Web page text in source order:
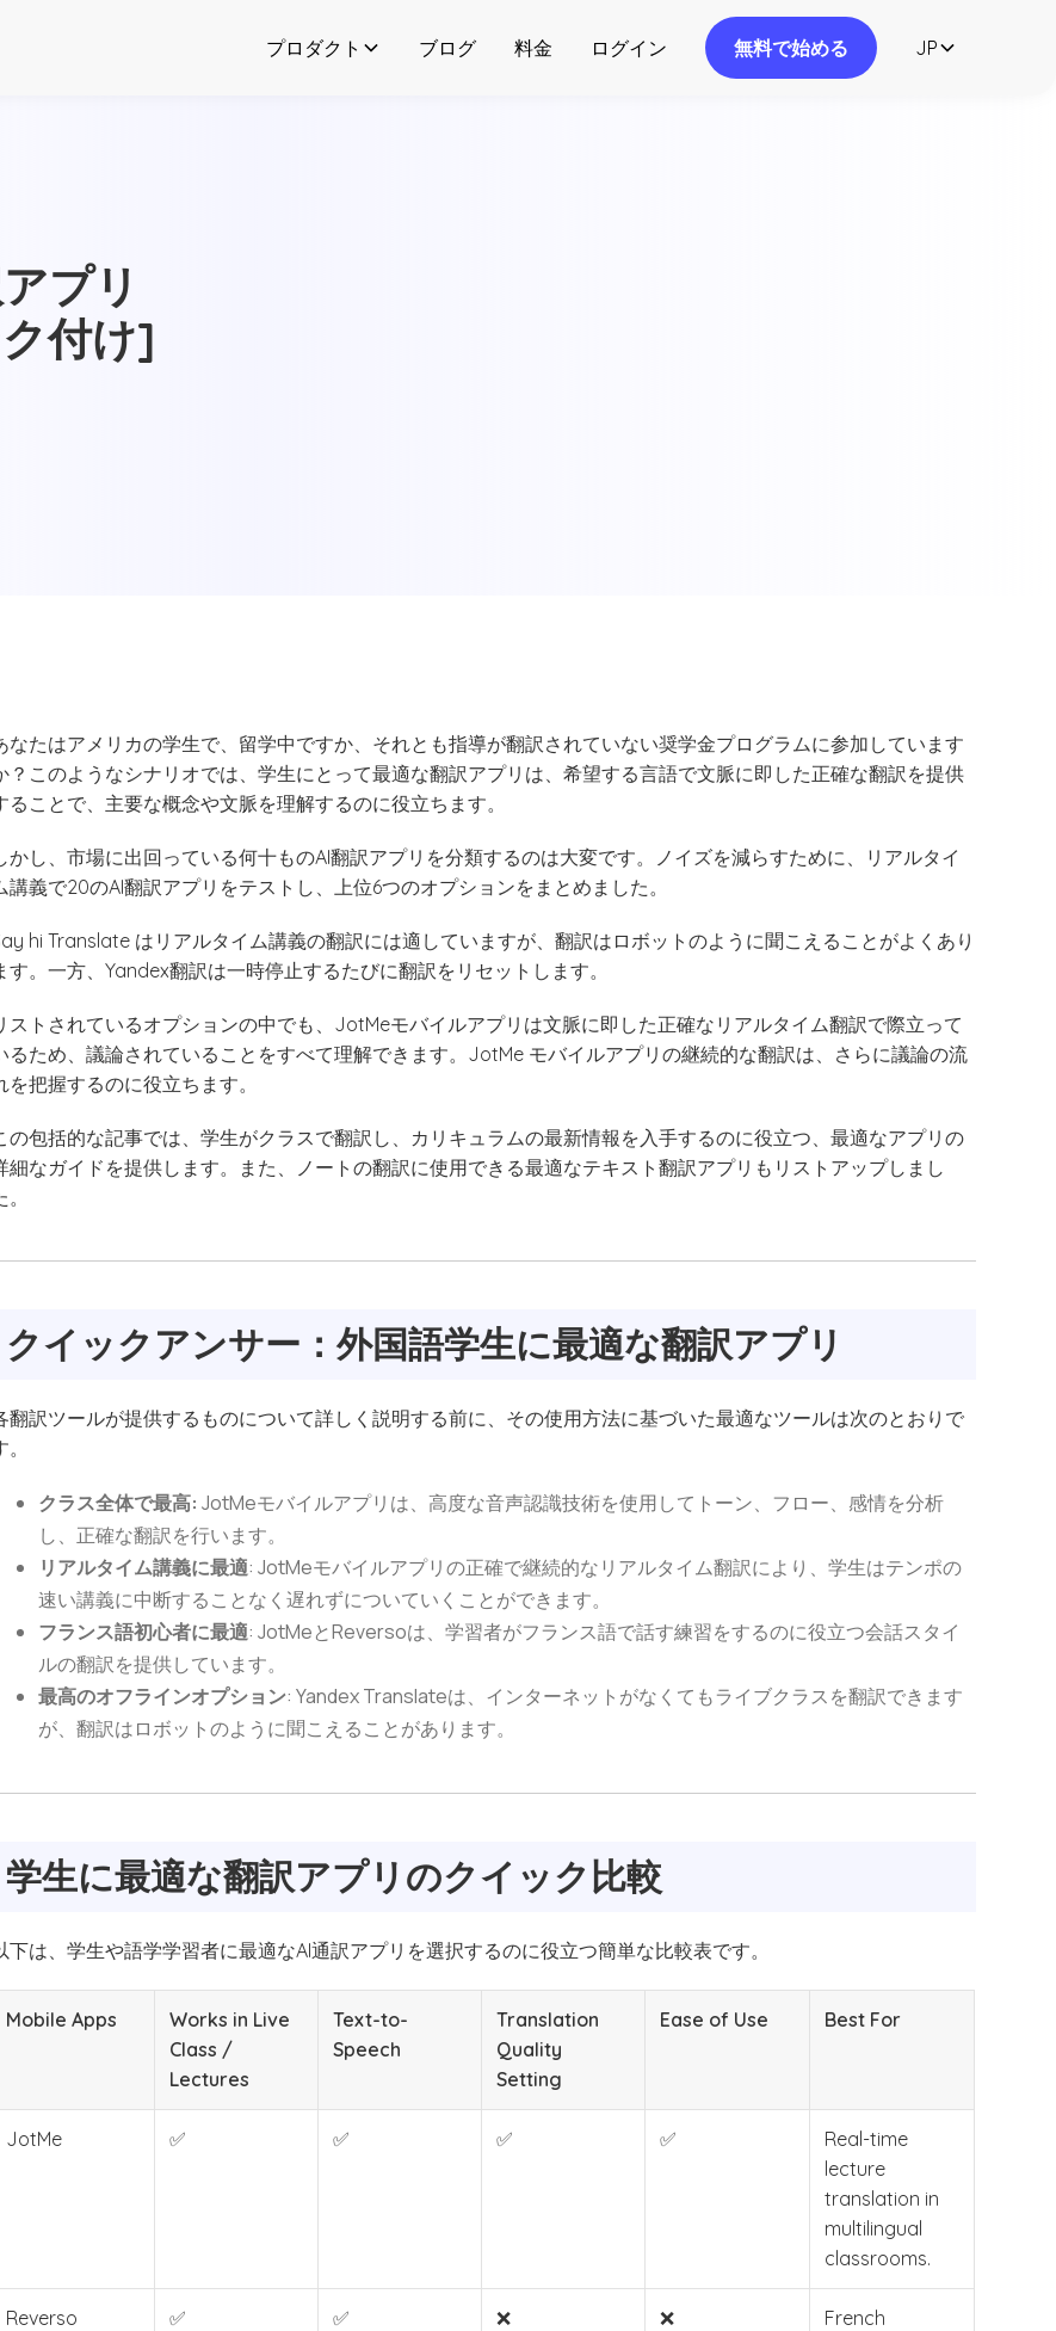
プロダクト ブログ 料金 ログイン 無料で始める JP
プリ
付け]
なたはアメリカの学生で、留学中ですか、それとも指導が翻訳されていない奨学金プログラムに参加しています
？このようなシナリオでは、学生にとって最適な翻訳アプリは、希望する言語で文脈に即した正確な翻訳を提供
ることで、主要な概念や文脈を理解するのに役立ちます。
かし、市場に出回っている何十ものAI翻訳アプリを分類するのは大変です。ノイズを減らすために、リアルタイ
講義で20のAI翻訳アプリをテストし、上位6つのオプションをまとめました。
hi Translate はリアルタイム講義の翻訳には適していますが、翻訳はロボットのように聞こえることがよくあり
す。一方、Yandex翻訳は一時停止するたびに翻訳をリセットします。
ストされているオプションの中でも、JotMeモバイルアプリは文脈に即した正確なリアルタイム翻訳で際立って
るため、議論されていることをすべて理解できます。JotMe モバイルアプリの継続的な翻訳は、さらに議論の流
を把握するのに役立ちます。
の包括的な記事では、学生がクラスで翻訳し、カリキュラムの最新情報を入手するのに役立つ、最適なアプリの
細なガイドを提供します。また、ノートの翻訳に使用できる最適なテキスト翻訳アプリもリストアップしまし
。
クイックアンサー：外国語学生に最適な翻訳アプリ
翻訳ツールが提供するものについて詳しく説明する前に、その使用方法に基づいた最適なツールは次のとおりで
クラス全体で最高:JotMeモバイルアプリは、高度な音声認識技術を使用してトーン、フロー、感情を分析
し、正確な翻訳を行います。
リアルタイム講義に最適: JotMeモバイルアプリの正確で継続的なリアルタイム翻訳により、学生はテンポの
速い講義に中断することなく遅れずについていくことができます。
フランス語初心者に最適: JotMeとReversoは、学習者がフランス語で話す練習をするのに役立つ会話スタイ
ルの翻訳を提供しています。
最高のオフラインオプション: Yandex Translateは、インターネットがなくてもライブクラスを翻訳できます
が、翻訳はロボットのように聞こえることがあります。
学生に最適な翻訳アプリのクイック比較
下は、学生や語学学習者に最適なAI通訳アプリを選択するのに役立つ簡単な比較表です。
Mobile Apps
Works in Live
Class /
Lectures
Text-to-
Speech
Translation
Quality
Setting
Ease of Use Best For
JotMe ✅ ✅ ✅ ✅
Real-time
lecture
translation in
multilingual
classrooms.
Reverso ✅ ✅ ❌ ❌
French